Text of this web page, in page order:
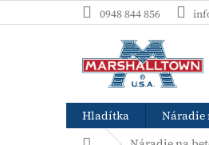
na
0948 844 856
Hladítka Náradie